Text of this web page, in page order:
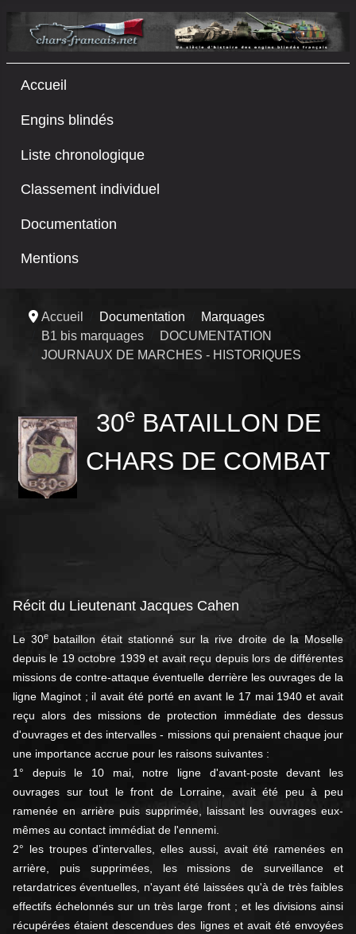
Accueil
Engins blindés
Liste chronologique
Classement individuel
Documentation
Mentions
Accueil Documentation
Marquages
B1 bis marquages
DOCUMENTATION
JOURNAUX DE MARCHES - HISTORIQUES
30eBATAILLON DE
CHARS DE COMBAT
Récit du Lieutenant Jacques Cahen
Le 30ebataillon était stationné sur la rive droite de la Moselle
depuis le 19 octobre 1939 et avait reçu depuis lors de différentes
missions de contre-attaque éventuelle derrière les ouvrages de la
ligne Maginot ; il avait été porté en avant le 17 mai 1940 et avait
reçu alors des missions de protection immédiate des dessus
d'ouvrages et des intervalles - missions qui prenaient chaque jour
une importance accrue pour les raisons suivantes :
1° depuis le 10 mai, notre ligne d'avant-poste devant les
ouvrages sur tout le front de Lorraine, avait été peu à peu
ramenée en arrière puis supprimée, laissant les ouvrages eux-
mêmes au contact immédiat de l'ennemi.
2° les troupes d’intervalles, elles aussi, avait été ramenées en
arrière, puis supprimées, les missions de surveillance et
retardatrices éventuelles, n'ayant été laissées qu'à de très faibles
effectifs échelonnés sur un très large front ; et les divisions ainsi
récupérées étaient descendues des lignes et avait été envoyées